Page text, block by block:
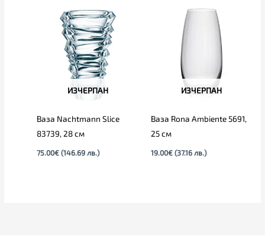
ИЗЧЕРПАН
Ваза Nachtmann Slice
83739, 28 см
75.00€ (146.69 лв.)
ИЗЧЕРПАН
Ваза Rona Ambiente 5691,
25 см
19.00€ (37.16 лв.)